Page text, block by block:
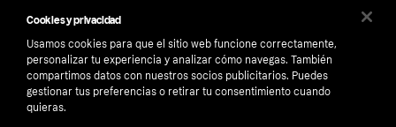
Cookies y privacidad
Usamos cookies para que el sitio web funcione correctamente,
personalizar tu experiencia y analizar cómo navegas. También
compartimos datos con nuestros socios publicitarios. Puedes
gestionar tus preferencias o retirar tu consentimiento cuando
quieras.